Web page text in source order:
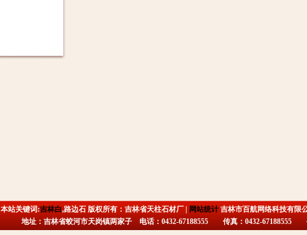
本站关键词:吉林白,路边石 版权所有：吉林省天柱石材厂 | 网站统计吉林市百航网络科技有限
地址：吉林省蛟河市天岗镇两家子 电话：0432-67188555 传真：0432-67188555